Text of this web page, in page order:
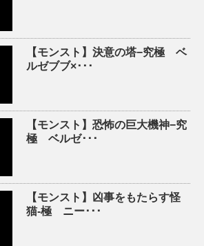
【モンスト】決意の塔−究極 ベ
ルゼブブ×･･･
【モンスト】恐怖の巨大機神−究
極 ベルゼ･･･
【モンスト】凶事をもたらす怪
猫-極 ニー･･･